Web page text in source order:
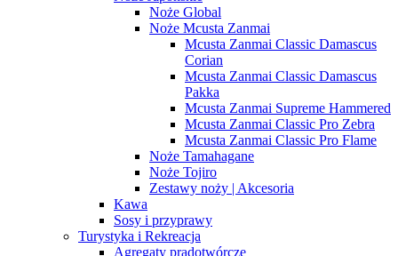
Noże Global
Noże Mcusta Zanmai
Mcusta Zanmai Classic Damascus
Corian
Mcusta Zanmai Classic Damascus
Pakka
Mcusta Zanmai Supreme Hammered
Mcusta Zanmai Classic Pro Zebra
Mcusta Zanmai Classic Pro Flame
Noże Tamahagane
Noże Tojiro
Zestawy noży | Akcesoria
Kawa
Sosy i przyprawy
Turystyka i Rekreacja
Agregaty prądotwórcze